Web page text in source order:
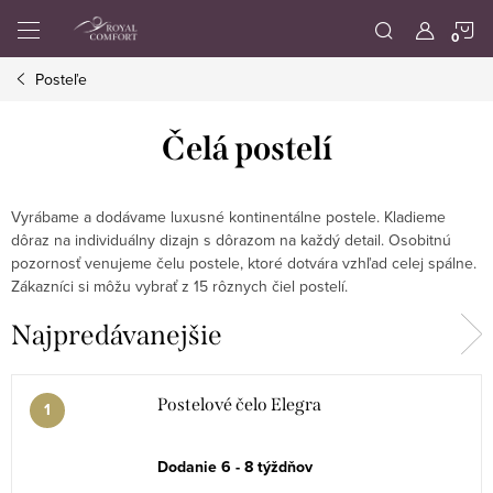
obsah
Posteľe
Čelá postelí
Vyrábame a dodávame luxusné kontinentálne postele. Kladieme
dôraz na individuálny dizajn s dôrazom na každý detail. Osobitnú
pozornosť venujeme čelu postele, ktoré dotvára vzhľad celej spálne.
Zákazníci si môžu vybrať z 15 rôznych čiel postelí.
Najpredávanejšie
Postelové čelo Elegra
Dodanie 6 - 8 týždňov